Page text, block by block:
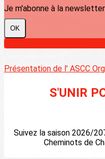
Je m'abonne à la newsletter
OK
Présentation de l' ASCC
S'UNIR
Suivez la saison 2026/
Cheminots de